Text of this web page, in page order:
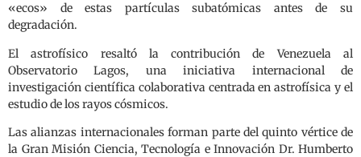
«ecos» de estas partículas subatómicas antes de su
degradación.
El astrofísico resaltó la contribución de Venezuela al
Observatorio Lagos, una iniciativa internacional de
investigación científica colaborativa centrada en astrofísica y el
estudio de los rayos cósmicos.
Las alianzas internacionales forman parte del quinto vértice de
la Gran Misión Ciencia, Tecnología e Innovación Dr. Humberto